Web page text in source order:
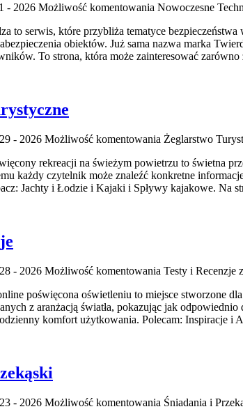
- 2026 Możliwość komentowania Nowoczesne
to serwis, które przybliża tematyce
obiektów. Już sama nazwa marka
To strona, która może zainteresować
- 2026 Możliwość komentowania Żeglarstwo
rekreacji na świeżym powietrzu to świetna
każdy czytelnik może znaleźć konkretne
Jachty i Łodzie i Kajaki i Spływy kajakowe. Na
- 2026 Możliwość komentowania Testy i Recenzje
poświęcona oświetleniu to miejsce stworzone
z aranżacją światła, pokazując jak
komfort użytkowania. Polecam: Inspiracje
- 2026 Możliwość komentowania Śniadania i